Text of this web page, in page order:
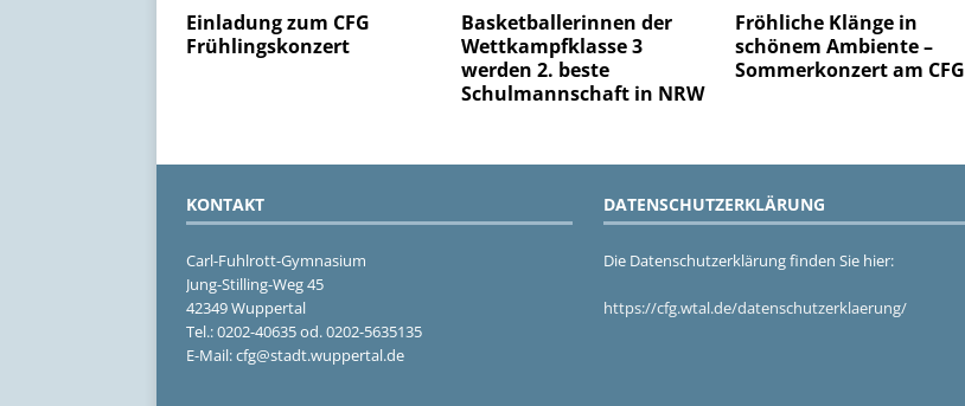
Einladung zum CFG
Frühlingskonzert
Basketballerinnen der
Wettkampfklasse 3
werden 2. beste
Schulmannschaft in NRW
Fröhliche Klänge in
schönem Ambiente –
Sommerkonzert am CFG
KONTAKT
Carl-Fuhlrott-Gymnasium
Jung-Stilling-Weg 45
42349 Wuppertal
Tel.: 0202-40635 od. 0202-5635135
E-Mail: cfg@stadt.wuppertal.de
DATENSCHUTZERKLÄRUNG
Die Datenschutzerklärung finden Sie hier:
https://cfg.wtal.de/datenschutzerklaerung/